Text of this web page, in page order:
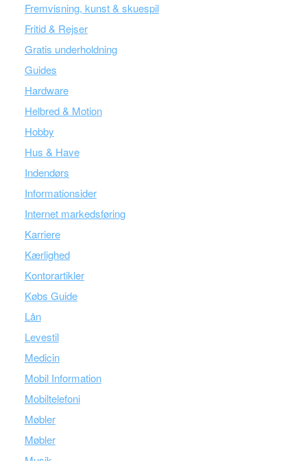
Fremvisning, kunst & skuespil
Fritid & Rejser
Gratis underholdning
Guides
Hardware
Helbred & Motion
Hobby
Hus & Have
Indendørs
Informationsider
Internet markedsføring
Karriere
Kærlighed
Kontorartikler
Købs Guide
Lån
Levestil
Medicin
Mobil Information
Mobiltelefoni
Møbler
Møbler